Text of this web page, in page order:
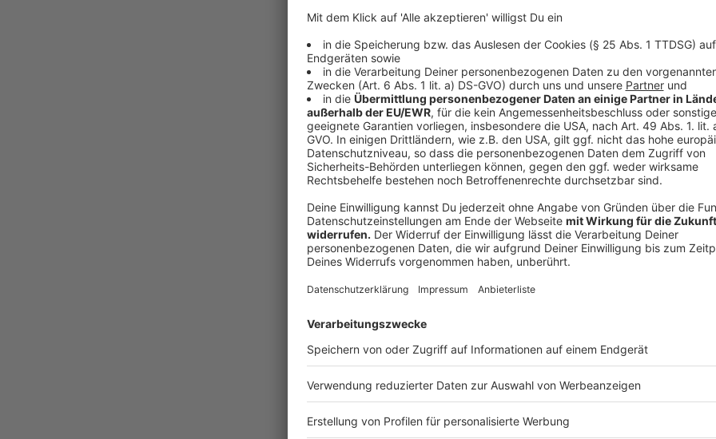
Interview mit Christopher Schuster zum
Anzeige
Warum ist der Warntag am 10. September
Anzeige
Im größten Teil des Landes ist dann schon wieder
möglichst viele Menschen zu erreichen. Der
Donnerstag im September stattfinden.
Anzeige
Werden überall Sirenen heulen
Anzeige